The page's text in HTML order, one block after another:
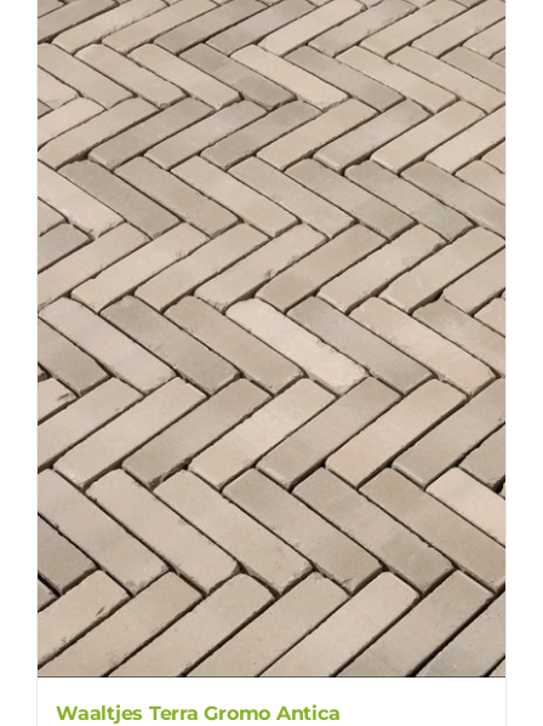
Waaltjes Terra Gromo Antica